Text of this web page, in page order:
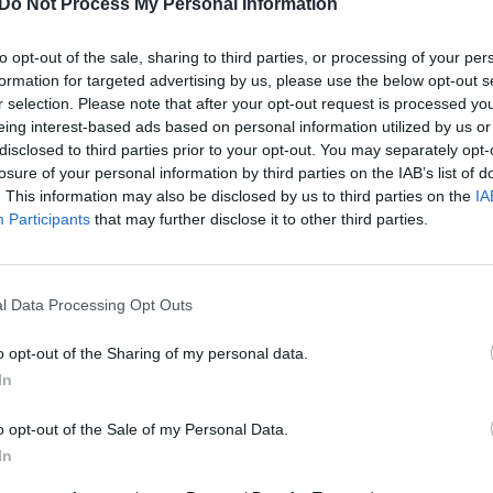
Do Not Process My Personal Information
opt-out of the sale, sharing to third parties, or processing of your
for targeted advertising by us, please use the below opt-out
selection. Please note that after your opt-out request is processed
interest-based ads based on personal information utilized by us
to third parties prior to your opt-out. You may separately
of your personal information by third parties on the IAB’s list of
This information may also be disclosed by us to third parties on the
Participants that may further disclose it to other third parties.
Data Processing Opt Outs
opt-out of the Sharing of my personal data.
opt-out of the Sale of my Personal Data.
Luigis Brugnaras. Jis kalbėjo apie tragediją
kempingo maršrutinis autobusas. Anot italų
gamtinėmis dujomis.
tik Lrytas.TV
Visi įrašai
mln.
Lietuvos karinė žvalgyba: Rusija svarsto
Žinios Lietuvos diena